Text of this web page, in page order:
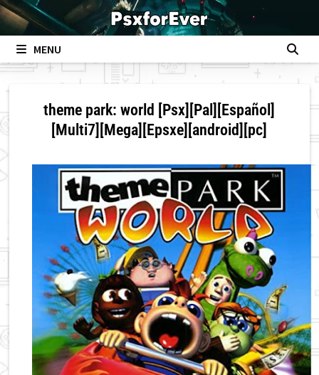
Skip
to
contentMENU
theme park: world [Psx][Pal][Español]
[Multi7][Mega][Epsxe][android][pc]